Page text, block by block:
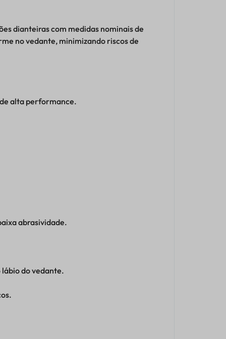
dianteiras com medidas nominais de
no vedante, minimizando riscos de
alta performance.
abrasividade.
do vedante.